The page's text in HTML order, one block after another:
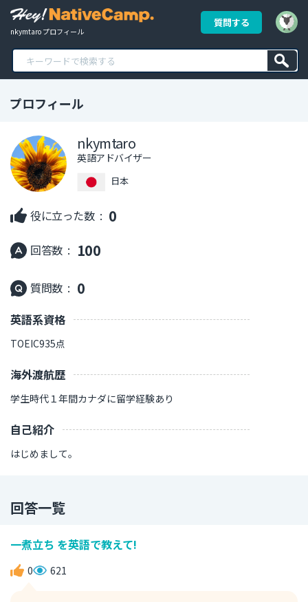
nkymtaro プロフィール
質問する
プロフィール
nkymtaro
英語アドバイザー
日本
役に立った数 : 0
回答数 : 100
質問数 : 0
英語系資格
TOEIC935点
海外渡航歴
学生時代１年間カナダに留学経験あり
自己紹介
はじめまして。
回答一覧
一煮立ち を英語で教えて!
0 621